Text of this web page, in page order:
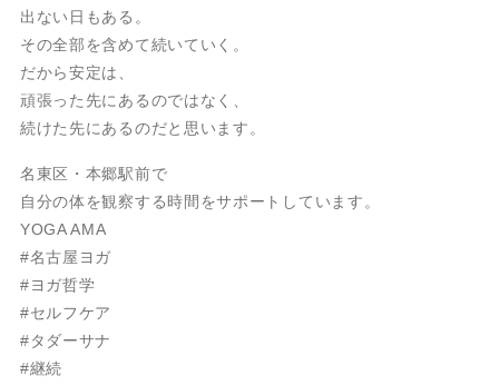
出ない日もある。
その全部を含めて続いていく。
だから安定は、
頑張った先にあるのではなく、
続けた先にあるのだと思います。
名東区・本郷駅前で
自分の体を観察する時間をサポートしています。
YOGA AMA
#名古屋ヨガ
#ヨガ哲学
#セルフケア
#タダーサナ
#継続